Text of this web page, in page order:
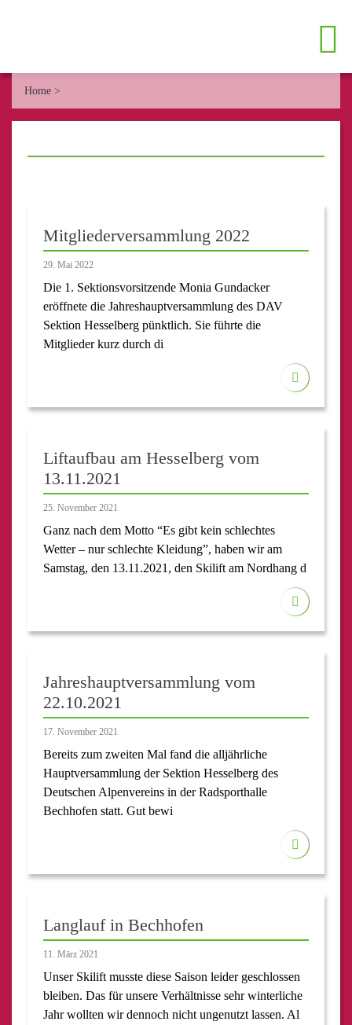
Home >
Mitgliederversammlung 2022
29. Mai 2022
Die 1. Sektionsvorsitzende Monia Gundacker
eröffnete die Jahreshauptversammlung des DAV
Sektion Hesselberg pünktlich. Sie führte die
Mitglieder kurz durch di
Liftaufbau am Hesselberg vom
13.11.2021
25. November 2021
Ganz nach dem Motto “Es gibt kein schlechtes
Wetter – nur schlechte Kleidung”, haben wir am
Samstag, den 13.11.2021, den Skilift am Nordhang d
Jahreshauptversammlung vom
22.10.2021
17. November 2021
Bereits zum zweiten Mal fand die alljährliche
Hauptversammlung der Sektion Hesselberg des
Deutschen Alpenvereins in der Radsporthalle
Bechhofen statt. Gut bewi
Langlauf in Bechhofen
11. März 2021
Unser Skilift musste diese Saison leider geschlossen
bleiben. Das für unsere Verhältnisse sehr winterliche
Jahr wollten wir dennoch nicht ungenutzt lassen. Al